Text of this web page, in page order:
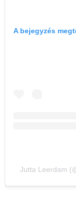
A bejegyzés
Jutta Leerdam